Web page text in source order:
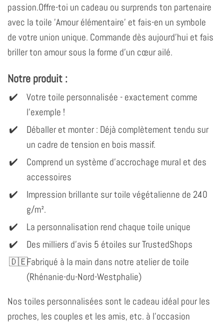
passion.Offre-toi un cadeau ou surprends ton partenaire
avec la toile 'Amour élémentaire' et fais-en un symbole
de votre union unique. Commande dès aujourd'hui et fais
briller ton amour sous la forme d'un cœur ailé.
Notre produit :
Votre toile personnalisée - exactement comme
l'exemple !
Déballer et monter : Déjà complètement tendu sur
un cadre de tension en bois massif.
Comprend un système d'accrochage mural et des
accessoires
Impression brillante sur toile végétalienne de 240
g/m².
La personnalisation rend chaque toile unique
Des milliers d'avis 5 étoiles sur TrustedShops
Fabriqué à la main dans notre atelier de toile
(Rhénanie-du-Nord-Westphalie)
Nos toiles personnalisées sont le cadeau idéal pour les
proches, les couples et les amis, etc. à l'occasion